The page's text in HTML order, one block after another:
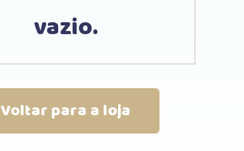
vazio.
Voltar para a loja